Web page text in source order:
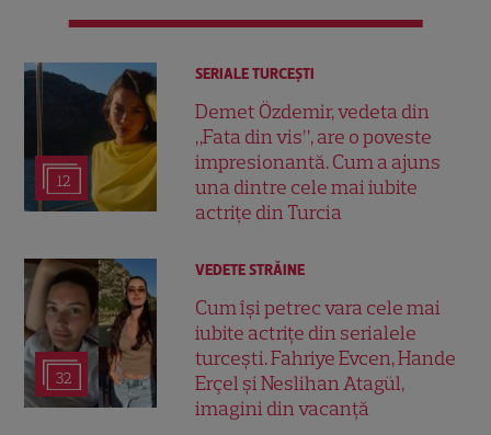
12
SERIALE TURCEŞTI
Demet Özdemir, vedeta din
„Fata din vis”, are o poveste
impresionantă. Cum a ajuns
una dintre cele mai iubite
actrițe din Turcia
32
VEDETE STRĂINE
Cum își petrec vara cele mai
iubite actrițe din serialele
turcești. Fahriye Evcen, Hande
Erçel și Neslihan Atagül,
imagini din vacanță